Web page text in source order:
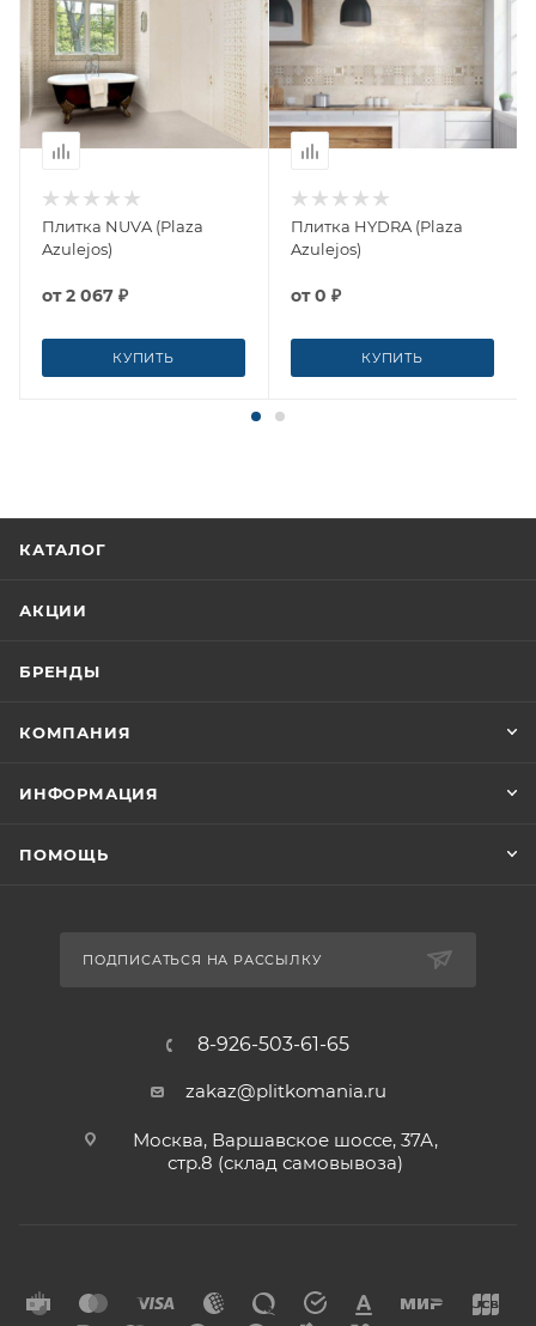
Плитка NUVA (Plaza
Azulejos)
от2 067 ₽
КУПИТЬ
Плитка HYDRA (Plaza
Azulejos)
от0 ₽
КУПИТЬ
КАТАЛОГ
АКЦИИ
БРЕНДЫ
КОМПАНИЯ
ИНФОРМАЦИЯ
ПОМОЩЬ
ПОДПИСАТЬСЯ НА РАССЫЛКУ
8-926-503-61-65
zakaz@plitkomania.ru
Москва, Варшавское шоссе, 37А,
стр.8 (склад самовывоза)